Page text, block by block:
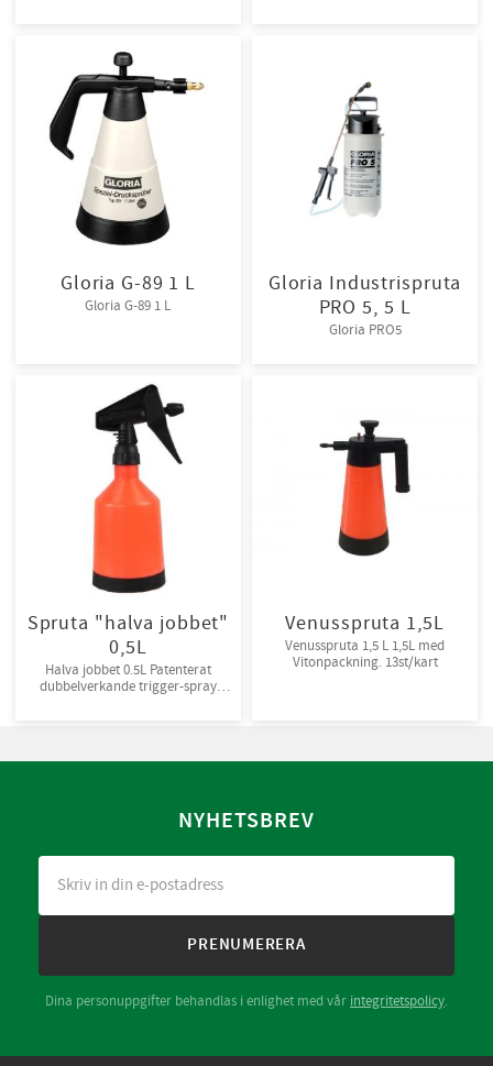
Gloria G-89 1 L
Gloria G-89 1 L
Gloria Industrispruta
PRO 5, 5 L
Gloria PRO5
Spruta "halva jobbet"
0,5L
Halva jobbet 0.5L Patenterat
dubbelverkande trigger-spray
Venusspruta 1,5L
Venusspruta 1,5 L 1,5L med
Vitonpackning. 13st/kart
NYHETSBREV
PRENUMERERA
Dina personuppgifter behandlas i enlighet med vår integritetspolicy.